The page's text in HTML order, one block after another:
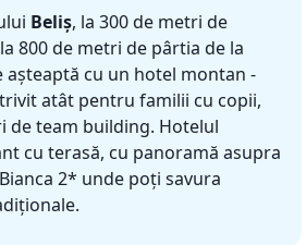
Beliș, la 300 de metri de
800 de metri de pârtia de la
așteaptă cu un hotel montan -
atât pentru familii cu copii,
de team building. Hotelul
cu terasă, cu panoramă asupra
2* unde poți savura